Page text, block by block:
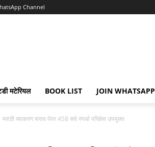
Channel
मटेरियल BOOK LIST JOIN WHATSAPP
मराठी व्याकरण सराव पेपर 458 सर्व स्पर्धा परिक्षेस उपयुक्त